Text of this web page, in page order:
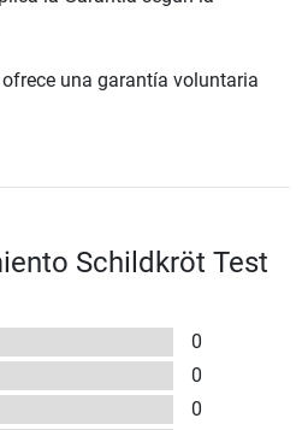
una garantía voluntaria
Schildkröt Test
0
0
0